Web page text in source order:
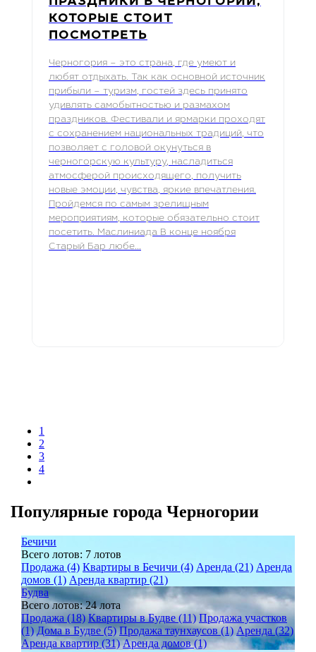
КОТОРЫЕ СТОИТ
ПОСМОТРЕТЬ
Черногория – это страна, где умеют и
любят отдыхать. Так как основной источник
прибыли – туризм, гостей здесь принято
удивлять самобытностью и размахом
праздников. Фестивали и ярмарки проходят
с сохранением национальных традиций, что
позволяет с головой окунуться в
черногорскую культуру, насладиться
атмосферой происходящего, получить
новые эмоции, чувства, яркие впечатления.
Пройдемся по самым зрелищным
мероприятиям, которые обязательно стоит
посетить. Маслиниада В конце ноября
Старый Бар любе...
1
2
3
4
Популярные города Черногории
Бечичи
Всего лотов: 7 лотов
Продажа (4) Квартиры в Бечичи (4) Аренда (21) Аренда
домов (1) Аренда квартир (21)
Будва
Всего лотов: 24 лота
Продажа (18) Квартиры в Будве (11) Продажа участков
(1) Дома в Будве (5) Продажа таунхаусов (1) Аренда (32)
Аренда квартир (31) Аренда домов (1)